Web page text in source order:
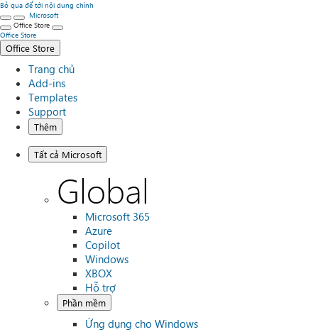
Bỏ qua để tới nội dung chính
Microsoft
Office Store
Office Store
Office Store
Trang chủ
Add-ins
Templates
Support
Thêm
Tất cả Microsoft
Global
Microsoft 365
Azure
Copilot
Windows
XBOX
Hỗ trợ
Phần mềm
Ứng dụng cho Windows